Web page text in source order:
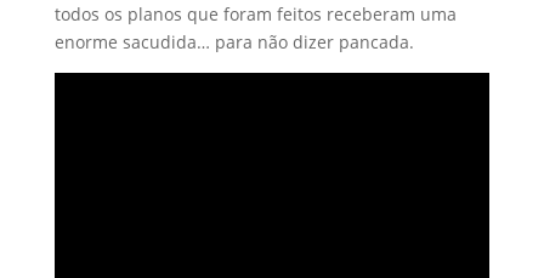
todos os planos que foram feitos receberam uma
enorme sacudida… para não dizer pancada.